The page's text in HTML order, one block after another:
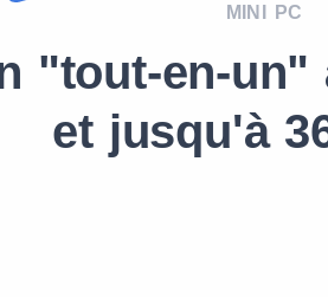
MINI PC
"tout-en-
et jusqu'à